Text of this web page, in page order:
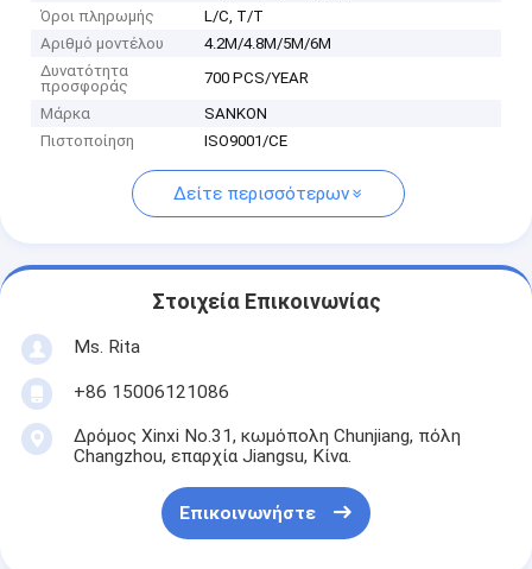
Όροι πληρωμής
L/C, T/T
Αριθμό μοντέλου
4.2M/4.8M/5M/6M
Δυνατότητα
προσφοράς
700 PCS/YEAR
Μάρκα
SANKON
Πιστοποίηση
ISO9001/CE
Δείτε περισσότερων
Στοιχεία Επικοινωνίας
Ms. Rita
+86 15006121086
Δρόμος Xinxi No.31, κωμόπολη Chunjiang, πόλη
Changzhou, επαρχία Jiangsu, Κίνα.
Επικοινωνήστε